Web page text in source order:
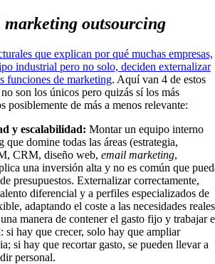
marketing outsourcing
que explican por qué muchas empresas,
industrial pero no solo, deciden externalizar
funciones de marketing. Aquí van 4 de estos
son los únicos pero quizás sí los más
posiblemente de más a menos relevante:
y escalabilidad: Montar un equipo interno
domine todas las áreas (estrategia,
CRM, diseño web, email marketing,
una inversión alta y no es común que
presupuestos. Externalizar correctamente,
diferencial y a perfiles especializados de
adaptando el coste a las necesidades reales
manera de contener el gasto fijo y trabajar
si hay que crecer, solo hay que ampliar
si hay que recortar gasto, se pueden llevar a
personal.